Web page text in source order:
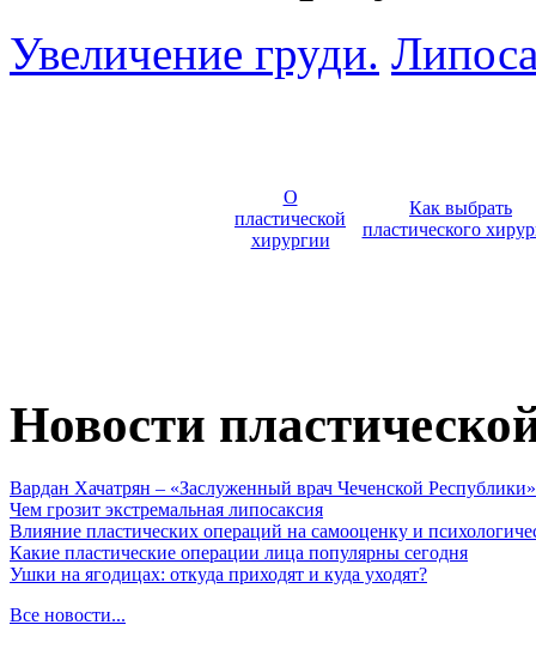
Увеличение груди.
О
пластической
хирургии
Как выбрать
пластического
Новости
Вардан Хачатрян – «Заслуженный врач Чеченской Республики»
Чем грозит экстремальная липосаксия
Влияние пластических операций на самооценку и
Какие пластические операции лица популярны сегодня
Ушки на ягодицах: откуда приходят и куда уходят?
Все новости...